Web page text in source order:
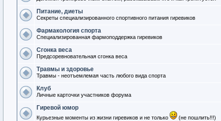
Питание, диеты
Секреты специализированного спортивного питания гиревиков
Фармакология спорта
Специализированная фармоподдержка гиревиков
Сгонка веса
Предсоревновательная сгонка веса
Травмы и здоровье
Травмы - неотъемлемая часть любого вида спорта
Клуб
Личные карточки участников форума
Гиревой юмор
Курьезные моменты из жизни гиревиков и не только (не пошлить!!!)